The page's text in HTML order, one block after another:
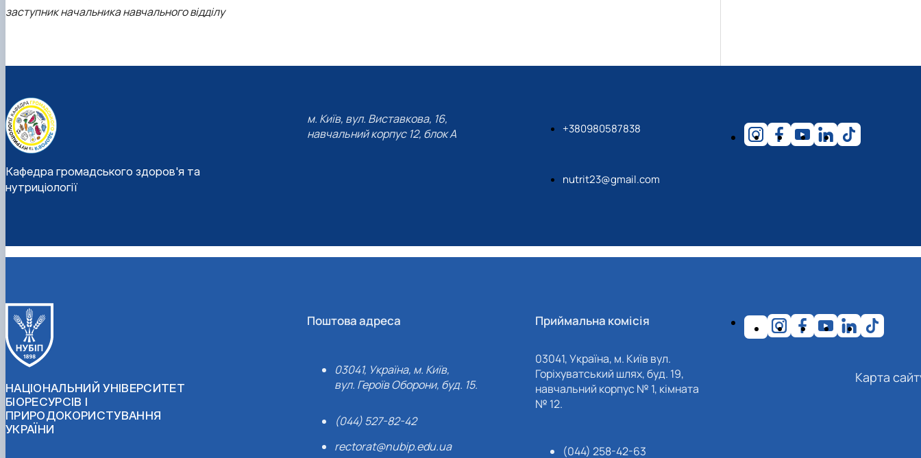
заступник начальника навчального відділу
Кафедра громадського здоров'я та
нутриціології
м. Київ, вул. Виставкова, 16,
навчальний корпус 12, блок А
+380980587838
nutrit23@gmail.com
НАЦІОНАЛЬНИЙ УНІВЕРСИТЕТ
БІОРЕСУРСІВ І
ПРИРОДОКОРИСТУВАННЯ
УКРАЇНИ
Поштова адреса
03041, Україна, м. Київ,
вул. Героїв Оборони, буд. 15.
(044) 527-82-42
rectorat@nubip.edu.ua
Приймальна комісія
03041, Україна, м. Київ вул.
Горіхуватський шлях, буд. 19,
навчальний корпус № 1, кімната
№ 12.
(044) 258-42-63
Карта